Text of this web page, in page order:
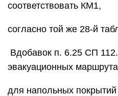
соответствовать КМ1,
согласно той же 28-й
Вдобавок п. 6.25 СП
эвакуационных
для напольных